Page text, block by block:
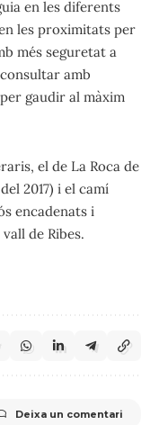
en les diferents
les proximitats per
més seguretat a
amb
gaudir al màxim
el de La Roca de
2017) i el camí
encadenats i
de Ribes.
Deixa un comentari